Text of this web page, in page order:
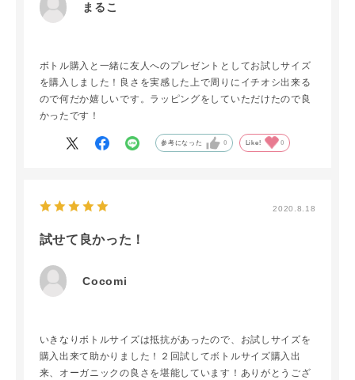
まるこ
ボトル購入と一緒に友人へのプレゼントとしてお試しサイズ
を購入しました！良さを実感した上で周りにイチオシ出来る
ので何だか嬉しいです。ラッピングをしていただけたので良
かったです！
参考になった 0 Like! 0
2020.8.18
試せて良かった！
Cocomi
いきなりボトルサイズは抵抗があったので、お試しサイズを
購入出来て助かりました！２回試してボトルサイズ購入出
来、オーガニックの良さを堪能しています！ありがとうござ